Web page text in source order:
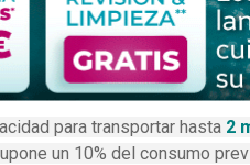
para transportar hasta 2
un 10% del consumo